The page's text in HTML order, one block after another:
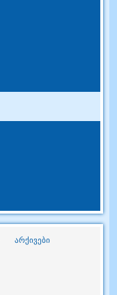
არქივები